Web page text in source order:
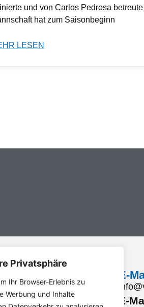
Privatsphäre
Ihr Browser-Erlebnis zu
Werbung und Inhalte
und von Carlos Pedrosa
hat zum Saisonbeginn
LESEN
e.V.
Weg 3
E-
E-